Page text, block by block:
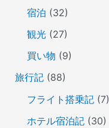
宿泊 (32)
観光(27)
買い物 (9)
旅行記(88)
フライト搭乗記(7)
ホテル宿泊記(30)